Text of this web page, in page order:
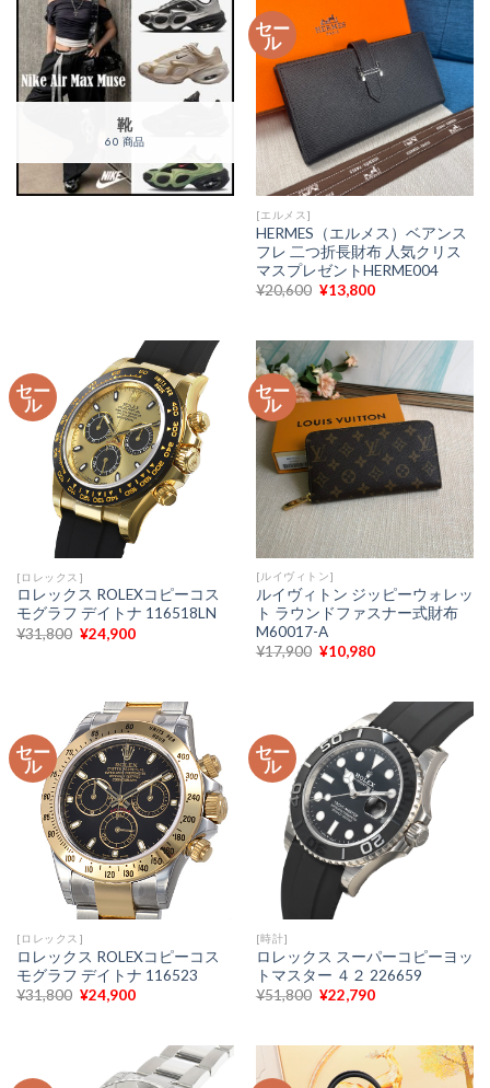
靴
60 商品
セー
ル
[エルメス]
HERMES（エルメス）ベアンス
フレ 二つ折長財布 人気クリス
マスプレゼントHERME004
¥20,600 元
は
¥20,600
で
し
た。
¥13,800現
格
¥13,800
で
す。
セー
ル
[ロレックス]
ロレックス ROLEXコピーコス
モグラフ デイトナ 116518LN
¥31,800 元
¥31,800
で
し
た。
¥24,900現
は
¥24,900
で
す。
セー
ル
[ルイヴィトン]
ルイヴィトン ジッピーウォレッ
ト ラウンドファスナー式財布
M60017-A
¥17,900 元
¥17,900
で
し
た。
¥10,980現
格
は
¥10,980
で
す。
セー
ル
[ロレックス]
ロレックス ROLEXコピーコス
モグラフ デイトナ 116523
¥31,800 元
¥24,900現
は
¥24,900
セー
ル
[時計]
ロレックス スーパーコピーヨッ
トマスター ４２ 226659
¥51,800 元
は
¥51,800
で
¥22,790現
格
は
¥22,790